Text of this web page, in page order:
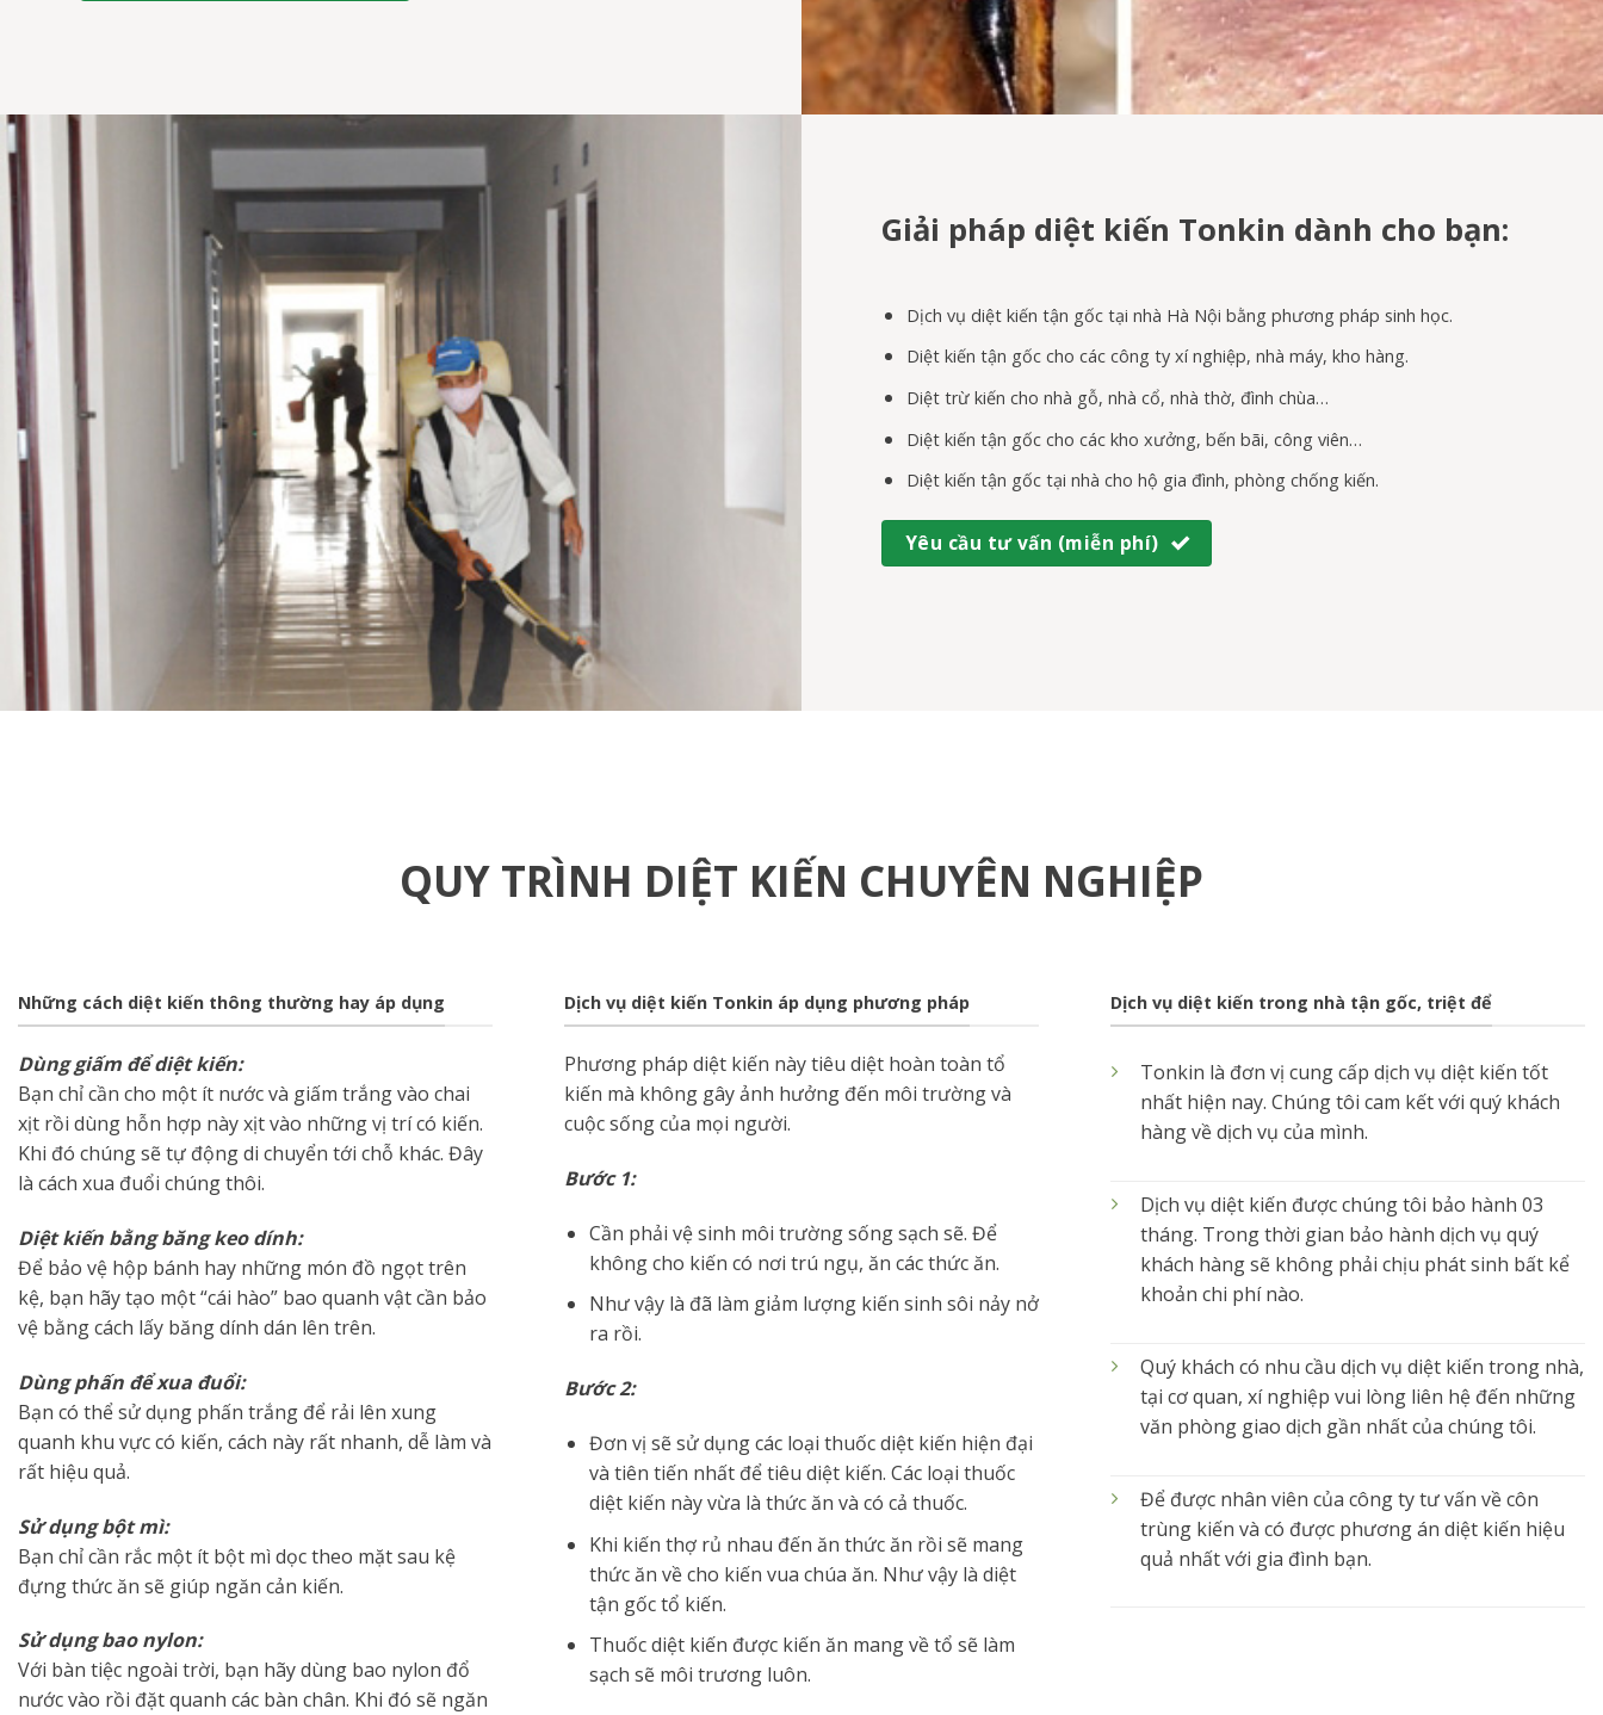
Giải pháp diệt kiến Tonkin dành cho bạn:
Dịch vụ diệt kiến tận gốc tại nhà Hà Nội bằng phương pháp sinh học.
Diệt kiến tận gốc cho các công ty xí nghiệp, nhà máy, kho hàng.
Diệt trừ kiến cho nhà gỗ, nhà cổ, nhà thờ, đình chùa…
Diệt kiến tận gốc cho các kho xưởng, bến bãi, công viên…
Diệt kiến tận gốc tại nhà cho hộ gia đình, phòng chống kiến.
Yêu cầu tư vấn (miễn phí)
QUY TRÌNH DIỆT KIẾN CHUYÊN NGHIỆP
Những cách diệt kiến thông thường hay áp dụng
Dùng giấm để diệt kiến:
Bạn chỉ cần cho một ít nước và giấm trắng vào chai
xịt rồi dùng hỗn hợp này xịt vào những vị trí có kiến.
Khi đó chúng sẽ tự động di chuyển tới chỗ khác. Đây
là cách xua đuổi chúng thôi.
Diệt kiến bằng băng keo dính:
Để bảo vệ hộp bánh hay những món đồ ngọt trên
kệ, bạn hãy tạo một “cái hào” bao quanh vật cần bảo
vệ bằng cách lấy băng dính dán lên trên.
Dùng phấn để xua đuổi:
Bạn có thể sử dụng phấn trắng để rải lên xung
quanh khu vực có kiến, cách này rất nhanh, dễ làm và
rất hiệu quả.
Sử dụng bột mì:
Bạn chỉ cần rắc một ít bột mì dọc theo mặt sau kệ
đựng thức ăn sẽ giúp ngăn cản kiến.
Sử dụng bao nylon:
Với bàn tiệc ngoài trời, bạn hãy dùng bao nylon đổ
nước vào rồi đặt quanh các bàn chân. Khi đó sẽ ngăn
Dịch vụ diệt kiến Tonkin áp dụng phương pháp
Phương pháp diệt kiến này tiêu diệt hoàn toàn tổ
kiến mà không gây ảnh hưởng đến môi trường và
cuộc sống của mọi người.
Bước 1:
Cần phải vệ sinh môi trường sống sạch sẽ. Để
không cho kiến có nơi trú ngụ, ăn các thức ăn.
Như vậy là đã làm giảm lượng kiến sinh sôi nảy nở
ra rồi.
Bước 2:
Đơn vị sẽ sử dụng các loại thuốc diệt kiến hiện đại
và tiên tiến nhất để tiêu diệt kiến. Các loại thuốc
diệt kiến này vừa là thức ăn và có cả thuốc.
Khi kiến thợ rủ nhau đến ăn thức ăn rồi sẽ mang
thức ăn về cho kiến vua chúa ăn. Như vậy là diệt
tận gốc tổ kiến.
Thuốc diệt kiến được kiến ăn mang về tổ sẽ làm
sạch sẽ môi trương luôn.
Dịch vụ diệt kiến trong nhà tận gốc, triệt để
Tonkin là đơn vị cung cấp dịch vụ diệt kiến tốt
nhất hiện nay. Chúng tôi cam kết với quý khách
hàng về dịch vụ của mình.
Dịch vụ diệt kiến được chúng tôi bảo hành 03
tháng. Trong thời gian bảo hành dịch vụ quý
khách hàng sẽ không phải chịu phát sinh bất kể
khoản chi phí nào.
Quý khách có nhu cầu dịch vụ diệt kiến trong nhà,
tại cơ quan, xí nghiệp vui lòng liên hệ đến những
văn phòng giao dịch gần nhất của chúng tôi.
Để được nhân viên của công ty tư vấn về côn
trùng kiến và có được phương án diệt kiến hiệu
quả nhất với gia đình bạn.